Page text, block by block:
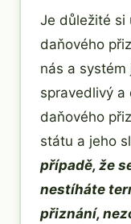
Je důležité si
daňového
nás a
spravedlivý a
daňového
státu a jeho
případě, že
nestíháte
přiznání,